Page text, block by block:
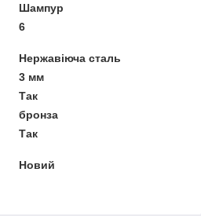
Шампур
6
Нержавіюча сталь
3 мм
Так
бронза
Так
Новий